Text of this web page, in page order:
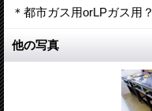
＊都市ガス用orLPガス用
他の写真